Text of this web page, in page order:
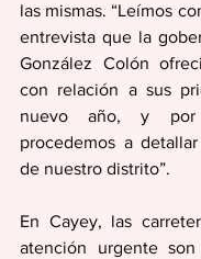
las mismas. “Leímos
entrevista que la
González Colón
con relación a sus
nuevo año, y por
procedemos a
de nuestro distrito”.
En Cayey, las
atención urgente